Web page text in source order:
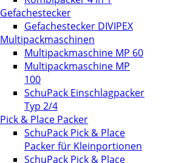
Gefachestecker
Gefachestecker DIVIPEX
Multipackmaschinen
Multipackmaschine MP 60
Multipackmaschine MP
100
SchuPack Einschlagpacker
Typ 2/4
Pick & Place Packer
SchuPack Pick & Place
Packer für Kleinportionen
SchuPack Pick & Place